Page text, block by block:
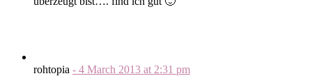
rohtopia - 4 March 2013 at 2:31 pm